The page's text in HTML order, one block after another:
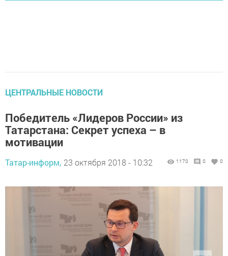
ЦЕНТРАЛЬНЫЕ НОВОСТИ
Победитель «Лидеров России» из
Татарстана: Секрет успеха – в
мотивации
Татар-информ, 23 октября 2018 - 10:32 1170 0 0